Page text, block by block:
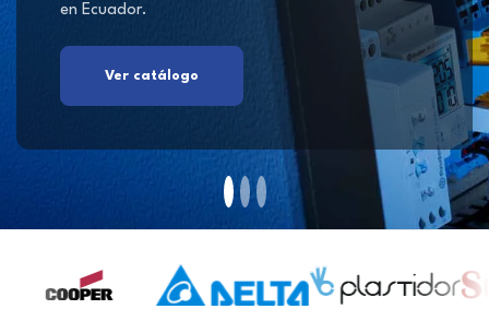
en Ecuador.
Ver catálogo